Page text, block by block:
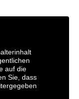
auf die
Sie, dass